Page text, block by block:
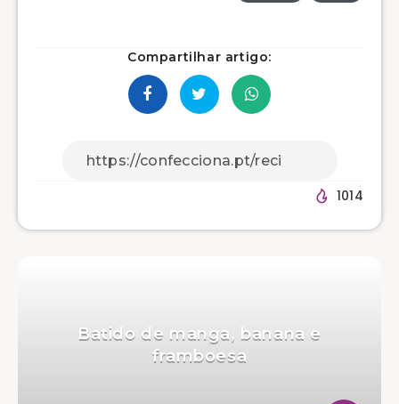
Compartilhar artigo:
1014
Batido de manga, banana e
framboesa